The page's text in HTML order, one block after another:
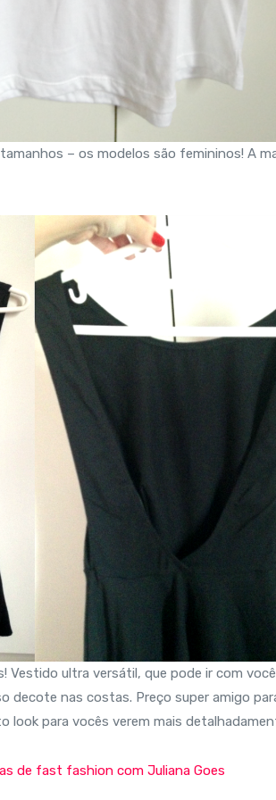
– os modelos são femininos! A
Vestido ultra versátil, que pode ir com
decote nas costas. Preço super amigo
look para vocês verem mais
de fast fashion com Juliana Goes